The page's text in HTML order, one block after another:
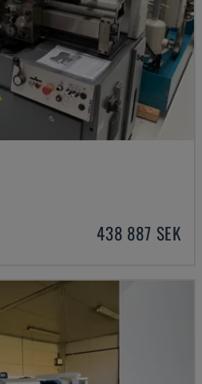
438 887 SEK